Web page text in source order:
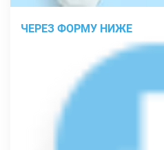
ЧЕРЕЗ ФОРМУ НИЖЕ